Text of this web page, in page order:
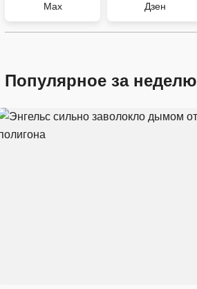
Max Дзен
Популярное за неделю